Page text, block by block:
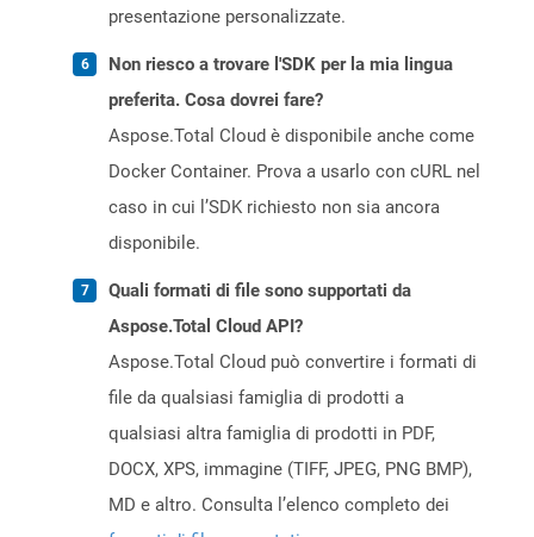
presentazione personalizzate.
Non riesco a trovare l'SDK per la mia lingua
preferita. Cosa dovrei fare?
Aspose.Total Cloud è disponibile anche come
Docker Container. Prova a usarlo con cURL nel
caso in cui l’SDK richiesto non sia ancora
disponibile.
Quali formati di file sono supportati da
Aspose.Total Cloud API?
Aspose.Total Cloud può convertire i formati di
file da qualsiasi famiglia di prodotti a
qualsiasi altra famiglia di prodotti in PDF,
DOCX, XPS, immagine (TIFF, JPEG, PNG BMP),
MD e altro. Consulta l’elenco completo dei